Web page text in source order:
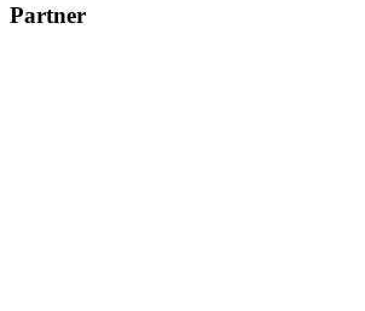
Partner